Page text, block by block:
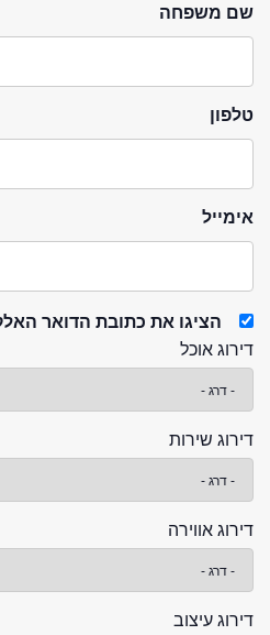
שם משפחה
טלפון
אימייל
הציגו את כתובת הדואר
דירוג אוכל
דירוג שירות
דירוג אווירה
דירוג עיצוב